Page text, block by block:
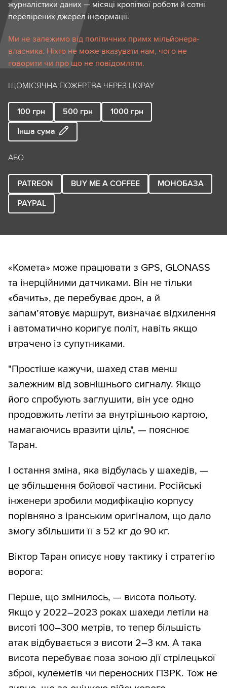
журналістики даних — місяці кропіткої роботи й сотні
перевірених джерел інформації.
Ми не залежимо від політичних примх мільйонера-
власника. Ніхто не може вказувати нам, чого не
говорити чи про що не повідомляти.
ЩОМІСЯЧНА ПОЖЕРТВА ЧЕРЕЗ LIQPAY
100 грн 500 грн 1000 грн
Інша сума
АБО
PATREON BUY ME A COFFEE
МОНОБАЗА
PAYPAL
«Комета» може працювати з GPS, GLONASS
та інерційними датчиками. Він не тільки
«бачить», де перебуває дрон, а й
запам’ятовує маршрут, визначає відхилення
і автоматично коригує політ, навіть якщо
втрачено із супутниками.
"Простіше кажучи, шахед став менш
залежним від зовнішнього сигналу. Якщо
його спробують заглушити, він усе одно
продовжить летіти за внутрішньою картою,
намагаючись вразити ціль", — пояснює
Таран.
І остання зміна, яка відбулась у шахедів, —
це збільшення бойової частини. Російські
інженери зробили модифікацію корпусу
порівняно з іранським оригіналом, що дало
змогу збільшити її з 52 кг до 90 кг.
Віктор Таран описує нову тактику і стратегію
ворога:
Перше, що змінилось, — висота польоту.
Якщо у 2022–2023 роках шахеди летіли на
висоті 100–300 метрів, то тепер більшість
атак відбувається з висоти 2–3 км. А така
висота перебуває поза зоною дії стрілецької
зброї, кулеметів чи переносних ПЗРК. Тож не